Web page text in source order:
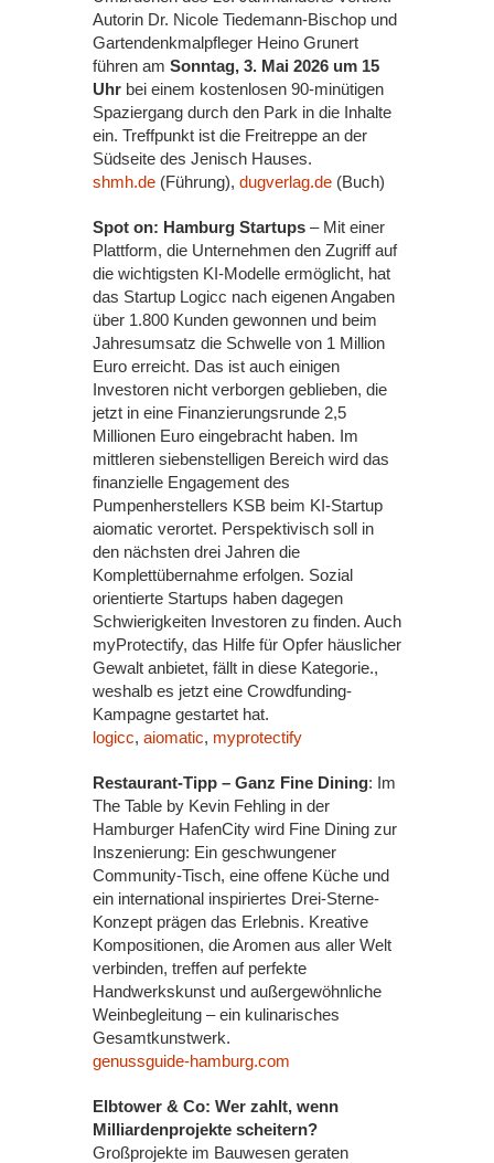
Autorin Dr. Nicole Tiedemann-Bischop und
Gartendenkmalpfleger Heino Grunert
führen am Sonntag, 3. Mai 2026 um 15
Uhr bei einem kostenlosen 90-minütigen
Spaziergang durch den Park in die Inhalte
ein. Treffpunkt ist die Freitreppe an der
Südseite des Jenisch Hauses.
shmh.de (Führung), dugverlag.de (Buch)
Spot on: Hamburg Startups – Mit einer
Plattform, die Unternehmen den Zugriff auf
die wichtigsten KI-Modelle ermöglicht, hat
das Startup Logicc nach eigenen Angaben
über 1.800 Kunden gewonnen und beim
Jahresumsatz die Schwelle von 1 Million
Euro erreicht. Das ist auch einigen
Investoren nicht verborgen geblieben, die
jetzt in eine Finanzierungsrunde 2,5
Millionen Euro eingebracht haben. Im
mittleren siebenstelligen Bereich wird das
finanzielle Engagement des
Pumpenherstellers KSB beim KI-Startup
aiomatic verortet. Perspektivisch soll in
den nächsten drei Jahren die
Komplettübernahme erfolgen. Sozial
orientierte Startups haben dagegen
Schwierigkeiten Investoren zu finden. Auch
myProtectify, das Hilfe für Opfer häuslicher
Gewalt anbietet, fällt in diese Kategorie.,
weshalb es jetzt eine Crowdfunding-
Kampagne gestartet hat.
logicc, aiomatic, myprotectify
Restaurant-Tipp – Ganz Fine Dining: Im
The Table by Kevin Fehling in der
Hamburger HafenCity wird Fine Dining zur
Inszenierung: Ein geschwungener
Community-Tisch, eine offene Küche und
ein international inspiriertes Drei-Sterne-
Konzept prägen das Erlebnis. Kreative
Kompositionen, die Aromen aus aller Welt
verbinden, treffen auf perfekte
Handwerkskunst und außergewöhnliche
Weinbegleitung – ein kulinarisches
Gesamtkunstwerk.
genussguide-hamburg.com
Elbtower & Co: Wer zahlt, wenn
Milliardenprojekte scheitern?
Großprojekte im Bauwesen geraten